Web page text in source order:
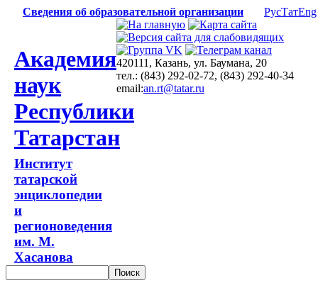
Сведения об образовательной организации РусТатEng
Академия
наук
Республики
Татарстан
Институт
татарской
энциклопедии
и
регионоведения
им. М.
Хасанова
420111, Казань, ул. Баумана, 20
тел.: (843) 292-02-72, (843) 292-40-34
email:an.rt@tatar.ru